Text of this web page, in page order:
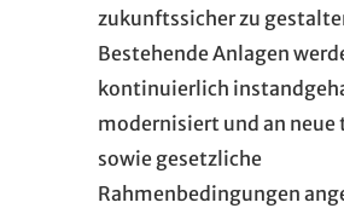
zukunftssicher zu
Bestehende Anlagen
kontinuierlich
modernisiert und an neue
sowie gesetzliche
Rahmenbedingungen